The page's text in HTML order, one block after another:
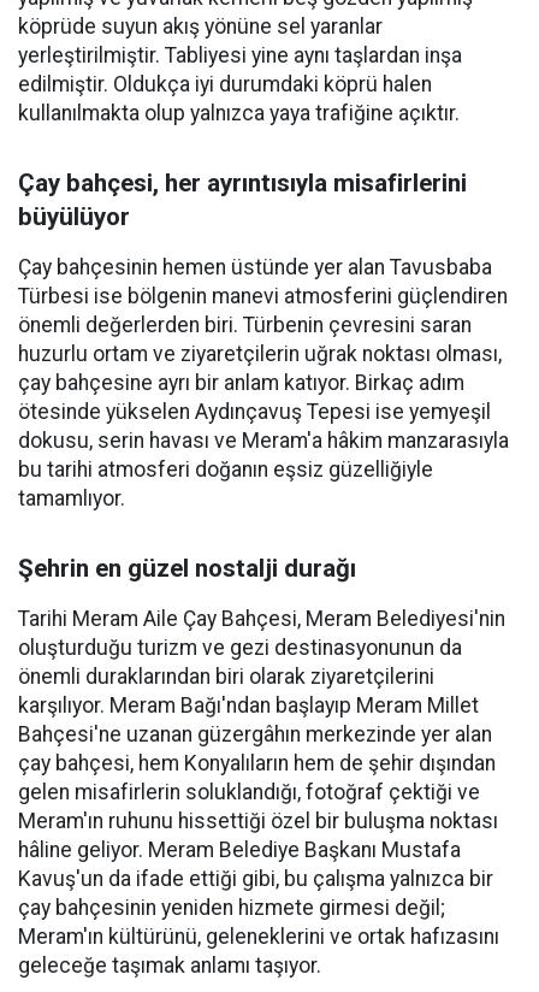
köprüde suyun akış yönüne sel yaranlar
yerleştirilmiştir. Tabliyesi yine aynı taşlardan inşa
edilmiştir. Oldukça iyi durumdaki köprü halen
kullanılmakta olup yalnızca yaya trafiğine açıktır.
Çay bahçesi, her ayrıntısıyla misafirlerini
büyülüyor
Çay bahçesinin hemen üstünde yer alan Tavusbaba
Türbesi ise bölgenin manevi atmosferini güçlendiren
önemli değerlerden biri. Türbenin çevresini saran
huzurlu ortam ve ziyaretçilerin uğrak noktası olması,
çay bahçesine ayrı bir anlam katıyor. Birkaç adım
ötesinde yükselen Aydınçavuş Tepesi ise yemyeşil
dokusu, serin havası ve Meram'a hâkim manzarasıyla
bu tarihi atmosferi doğanın eşsiz güzelliğiyle
tamamlıyor.
Şehrin en güzel nostalji durağı
Tarihi Meram Aile Çay Bahçesi, Meram Belediyesi'nin
oluşturduğu turizm ve gezi destinasyonunun da
önemli duraklarından biri olarak ziyaretçilerini
karşılıyor. Meram Bağı'ndan başlayıp Meram Millet
Bahçesi'ne uzanan güzergâhın merkezinde yer alan
çay bahçesi, hem Konyalıların hem de şehir dışından
gelen misafirlerin soluklandığı, fotoğraf çektiği ve
Meram'ın ruhunu hissettiği özel bir buluşma noktası
hâline geliyor. Meram Belediye Başkanı Mustafa
Kavuş'un da ifade ettiği gibi, bu çalışma yalnızca bir
çay bahçesinin yeniden hizmete girmesi değil;
Meram'ın kültürünü, geleneklerini ve ortak hafızasını
geleceğe taşımak anlamı taşıyor.